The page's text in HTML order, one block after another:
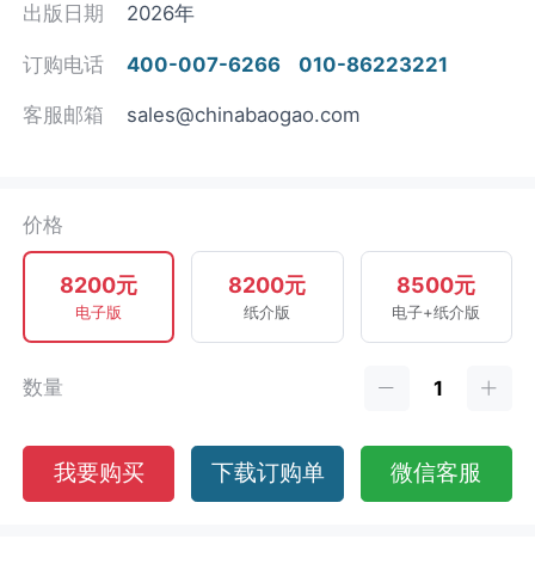
出版日期 2026年
订购电话 400-007-6266 010-86223221
客服邮箱 sales@chinabaogao.com
价格
8200元
电子版
8200元
纸介版
8500元
电子+纸介版
数量
我要购买 下载订购单 微信客服